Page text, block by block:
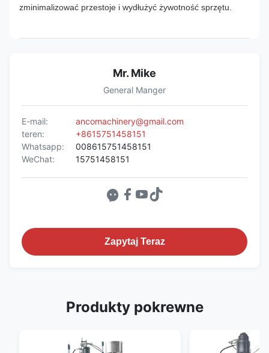
zminimalizować przestoje i wydłużyć żywotność sprzętu.
Mr. Mike
General Manger
E-mail:
ancomachinery@gmail.com
teren:
+8615751458151
Whatsapp:
008615751458151
WeChat:
15751458151
Zapytaj Teraz
Produkty pokrewne